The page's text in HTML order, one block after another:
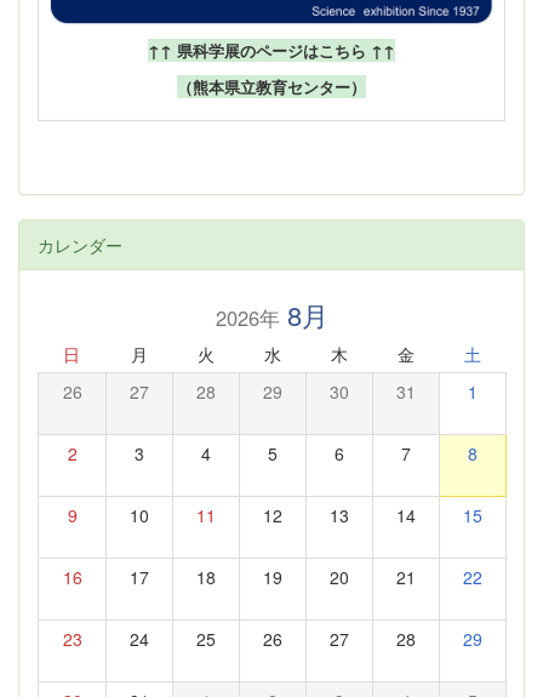
↑↑ 県科学展のページはこちら ↑↑
（熊本県立教育センター）
カレンダー
2026年8月
日 月 火 水 木 金 土
26 27 28 29 30 31 1
2 3 4 5 6 7 8
9 10 11 12 13 14 15
16 17 18 19 20 21 22
23 24 25 26 27 28 29